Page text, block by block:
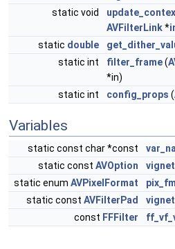
static void
AVFilterLink*
static double
static int
filter_frame(
*in)
static int
config_props (
Variables
static const char *const
static const AVOption
static enum AVPixelFormat
static const AVFilterPad
const FFFilter